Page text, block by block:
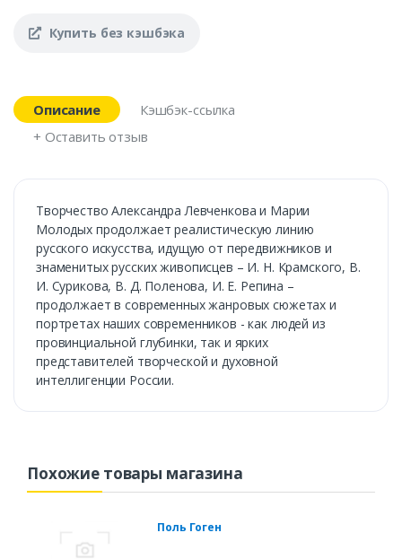
Купить без кэшбэка
Описание
Кэшбэк-ссылка
+ Оставить отзыв
Творчество Александра Левченкова и Марии
Молодых продолжает реалистическую линию
русского искусства, идущую от передвижников и
знаменитых русских живописцев – И. Н. Крамского, В.
И. Сурикова, В. Д. Поленова, И. Е. Репина –
продолжает в современных жанровых сюжетах и
портретах наших современников - как людей из
провинциальной глубинки, так и ярких
представителей творческой и духовной
интеллигенции России.
Похожие товары магазина
Поль Гоген